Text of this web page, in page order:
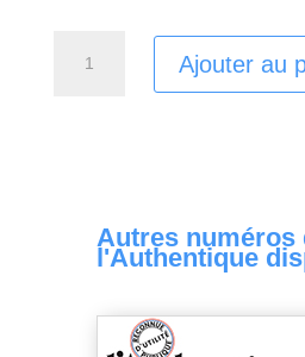
Ajouter au
Autres numéros
l'Authentique